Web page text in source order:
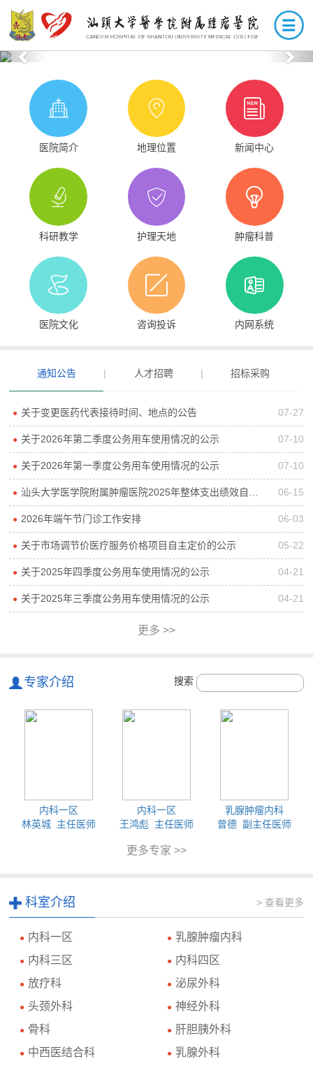
Previous
医院简介 地理位置 新闻中心
科研教学 护理天地 肿瘤科普
医院文化 咨询投诉 内网系统
通知公告 | 人才招聘 | 招标采购
● 关于变更医药代表接待时间、地点的公告 07-27
● 关于2026年第二季度公务用车使用情况的公示 07-10
● 关于2026年第一季度公务用车使用情况的公示 07-10
● 汕头大学医学院附属肿瘤医院2025年整体支出绩效自评报告 06-15
● 2026年端午节门诊工作安排 06-03
● 关于市场调节价医疗服务价格项目自主定价的公示 05-22
● 关于2025年四季度公务用车使用情况的公示 04-21
● 关于2025年三季度公务用车使用情况的公示 04-21
更多 >>
专家介绍 搜索
内科一区
林英城 主任医师
内科一区
王鸿彪 主任医师
乳腺肿瘤内科
曾德 副主任医师
更多专家 >>
科室介绍 > 查看更多
● 内科一区 ● 乳腺肿瘤内科
● 内科三区 ● 内科四区
● 放疗科 ● 泌尿外科
● 头颈外科 ● 神经外科
● 骨科 ● 肝胆胰外科
● 中西医结合科 ● 乳腺外科